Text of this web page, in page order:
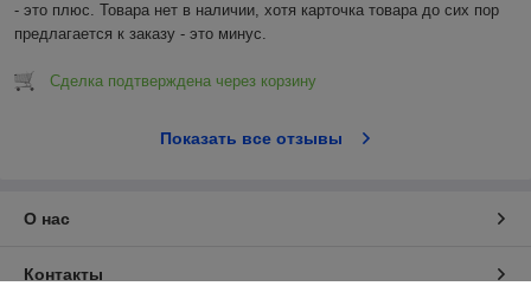
- это плюс. Товара нет в наличии, хотя карточка товара до сих пор
предлагается к заказу - это минус.
Сделка подтверждена через корзину
Показать все отзывы
О нас
Контакты